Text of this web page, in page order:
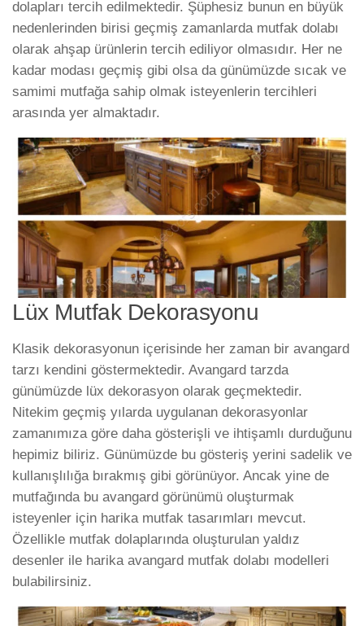
dolapları tercih edilmektedir. Şüphesiz bunun en büyük
nedenlerinden birisi geçmiş zamanlarda mutfak dolabı
olarak ahşap ürünlerin tercih ediliyor olmasıdır. Her ne
kadar modası geçmiş gibi olsa da günümüzde sıcak ve
samimi mutfağa sahip olmak isteyenlerin tercihleri
arasında yer almaktadır.
Lüx Mutfak Dekorasyonu
Klasik dekorasyonun içerisinde her zaman bir avangard
tarzı kendini göstermektedir. Avangard tarzda
günümüzde lüx dekorasyon olarak geçmektedir.
Nitekim geçmiş yılarda uygulanan dekorasyonlar
zamanımıza göre daha gösterişli ve ihtişamlı durduğunu
hepimiz biliriz. Günümüzde bu gösteriş yerini sadelik ve
kullanışlılığa bırakmış gibi görünüyor. Ancak yine de
mutfağında bu avangard görünümü oluşturmak
isteyenler için harika mutfak tasarımları mevcut.
Özellikle mutfak dolaplarında oluşturulan yaldız
desenler ile harika avangard mutfak dolabı modelleri
bulabilirsiniz.